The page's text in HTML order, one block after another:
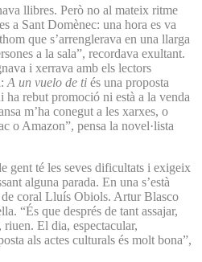
llibres. Però no al mateix ritme
a Sant Domènec: una hora es va
que s’arrenglerava en una llarga
a la sala”, recordava exultant.
i xerrava amb els lectors
A un vuelo de ti és una proposta
ha rebut promoció ni està a la venda
m’ha conegut a les xarxes, o
o Amazon”, pensa la novel·lista
gent té les seves dificultats i exigeix
alguna parada. En una s’està
coral Lluís Obiols. Artur Blasco
“És que després de tant assajar,
riuen. El dia, espectacular,
als actes culturals és molt bona”,